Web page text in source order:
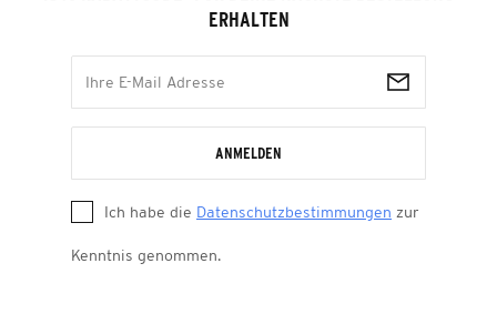
ERHALTEN
ANMELDEN
Ich habe die Datenschutzbestimmungen zur
Kenntnis genommen.